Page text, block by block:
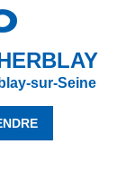
sur-Seine